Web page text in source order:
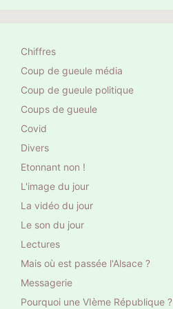
Chiffres
Coup de gueule média
Coup de gueule politique
Coups de gueule
Covid
Divers
Etonnant non !
L'image du jour
La vidéo du jour
Le son du jour
Lectures
Mais où est passée l'Alsace ?
Messagerie
Pourquoi une VIème République ?